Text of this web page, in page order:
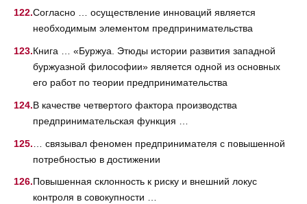
Согласно … осуществление инноваций является
необходимым элементом предпринимательства
Книга … «Буржуа. Этюды истории развития западной
буржуазной философии» является одной из основных
его работ по теории предпринимательства
В качестве четвертого фактора производства
предпринимательская функция …
… связывал феномен предпринимателя с повышенной
потребностью в достижении
Повышенная склонность к риску и внешний локус
контроля в совокупности …